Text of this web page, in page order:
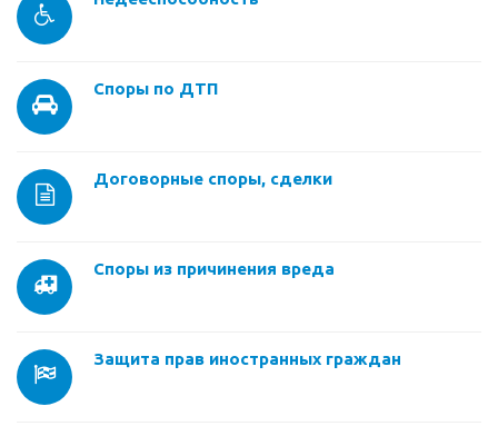
Споры по ДТП
Договорные споры, сделки
Споры из причинения вреда
Защита прав иностранных граждан